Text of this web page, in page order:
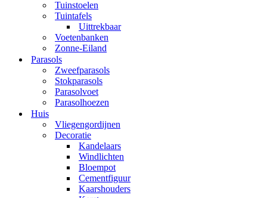
Tuinstoelen
Tuintafels
Uittrekbaar
Voetenbanken
Zonne-Eiland
Parasols
Zweefparasols
Stokparasols
Parasolvoet
Parasolhoezen
Huis
Vliegengordijnen
Decoratie
Kandelaars
Windlichten
Bloempot
Cementfiguur
Kaarshouders